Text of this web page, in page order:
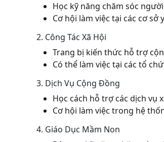
Học kỹ năng chăm sóc
Cơ hội làm việc tại các cơ
2. Công Tác Xã Hội
Trang bị kiến thức hỗ trợ
Có thể làm việc tại các tổ
3. Dịch Vụ Cộng Đồng
Học cách hỗ trợ các dịch vụ
Cơ hội làm việc trong hệ
4. Giáo Dục Mầm Non